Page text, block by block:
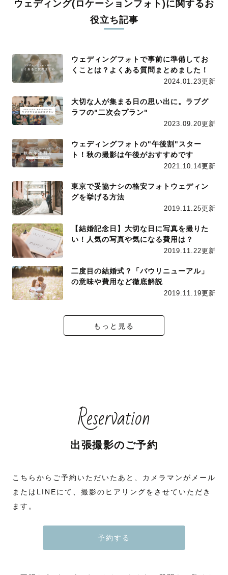
ウェディング(ロケーションフォト)に関するお
役立ち記事
ウェディングフォトで事前に準備してお
くことは？よくある質問まとめました！
2024.01.23更新
大切な人が集まる日の思い出に。ラブグ
ラフの"二次会プラン"
2023.09.20更新
ウェディングフォトの"午後割"スター
ト！秋の撮影は午後がおすすめです
2021.10.14更新
東京で妥協ナシの格安フォトウェディン
グを挙げる方法
2019.11.25更新
【結婚記念日】大切な日に写真を撮りた
い！人気の写真や気になる費用は？
2019.11.22更新
二度目の結婚式？「バウリニューアル」
の意味や費用など徹底解説
2019.11.19更新
もっと見る
Reservation
出張撮影のご予約
こちらからご予約いただいたあと、カメラマンがメール
またはLINEにて、撮影のヒアリングをさせていただき
ます。
予約する